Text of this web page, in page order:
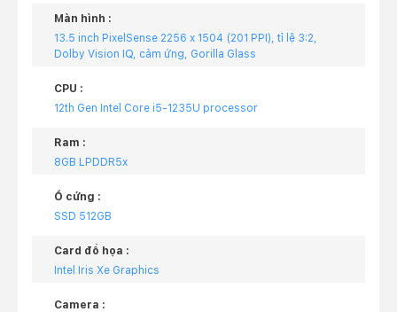
Màn hình :
13.5 inch PixelSense 2256 x 1504 (201 PPI), tỉ lệ 3:2,
Dolby Vision IQ, cảm ứng, Gorilla Glass
CPU :
12th Gen Intel Core i5-1235U processor
Ram :
8GB LPDDR5x
Ổ cứng :
SSD 512GB
Card đồ họa :
Intel Iris Xe Graphics
Camera :